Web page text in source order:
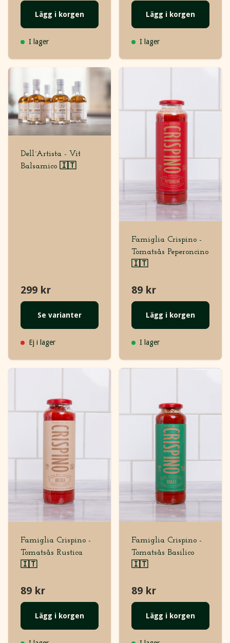
Lägg i korgen
I lager
Lägg i korgen
I lager
Dell´Artista - Vit
Balsamico 🇮🇹
299 kr
Se varianter
Ej i lager
Famiglia Crispino -
Tomatsås Peperoncino
🇮🇹
89 kr
Lägg i korgen
I lager
Famiglia Crispino -
Tomatsås Rustica
🇮🇹
89 kr
Lägg i korgen
Famiglia Crispino -
Tomatsås Basilico
🇮🇹
89 kr
Lägg i korgen